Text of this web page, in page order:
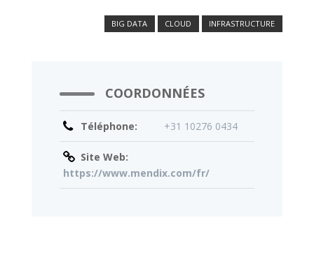
BIG DATA CLOUD INFRASTRUCTURE
COORDONNÉES
Téléphone: +31 10276 0434
Site Web:
https://www.mendix.com/fr/